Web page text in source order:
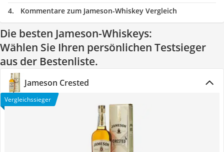
Kommentare zum Jameson-Whiskey Vergleich
Die besten Jameson-Whiskeys:
Wählen Sie Ihren persönlichen Testsieger
aus der Bestenliste.
Jameson Crested
Vergleichssieger